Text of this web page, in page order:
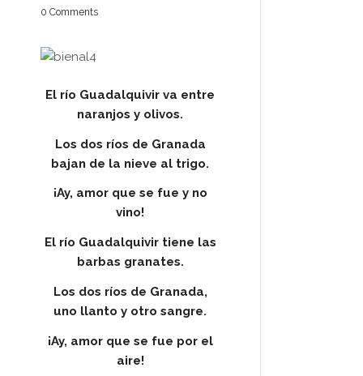
0 Comments
El río Guadalquivir va entre
naranjos y olivos.
Los dos ríos de Granada
bajan de la nieve al trigo.
¡Ay, amor que se fue y no
vino!
El río Guadalquivir tiene las
barbas granates.
Los dos ríos de Granada,
uno llanto y otro sangre.
¡Ay, amor que se fue por el
aire!